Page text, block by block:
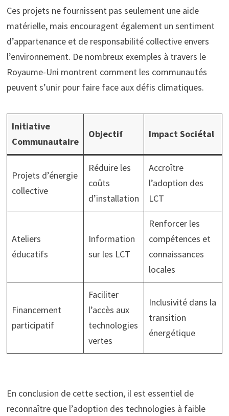
Ces projets ne fournissent pas seulement une aide
matérielle, mais encouragent également un sentiment
d’appartenance et de responsabilité collective envers
l’environnement. De nombreux exemples à travers le
Royaume-Uni montrent comment les communautés
peuvent s’unir pour faire face aux défis climatiques.
Initiative
Communautaire
Objectif Impact Sociétal
Projets d’énergie
collective
Réduire les
coûts
d’installation
Accroître
l’adoption des
LCT
Ateliers
éducatifs
Information
sur les LCT
Renforcer les
compétences et
connaissances
locales
Financement
participatif
Faciliter
l’accès aux
technologies
vertes
Inclusivité dans la
transition
énergétique
En conclusion de cette section, il est essentiel de
reconnaître que l’adoption des technologies à faible